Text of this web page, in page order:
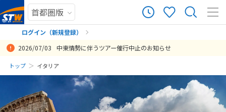
ログイン（新規登録）
まだ登録がありません
2026/07/03 中東情勢に伴うツアー催行中止のお知らせ
トップ イタリア
× カレンダーを閉じる
日 月 火 水 木 金 土
2026年8月 8月未定
ア、ローマでの乗り継ぎが非常にわかりにくかったのでこの辺の案内
を事前にしていただければよかった。また、乗継便のディレイで1時間
半以上遅れ、リナーテ空港についた時、送迎に人が待ち合わせに場所
機応変に対応していただけたため、大きな混乱なく旅行の準備を進め
ることができました。 また、オプショナルツアーやホテル変更につい
て複数回見積もりを依頼しましたが、その都度スムーズに対応してい
だきありがとうございました。エミレーツから中国東方航空への変更
がありましたが、追加料金などもなかったので有難かったです。聞き
慣れない航空会社でしたが定刻発着の上ロスバゲなどもなく何も問題
頂いて助かりました。 おかげさまで、その他の観光スポットの予約、
食事の予約に注力でき良かったです。イタリアは初めての国だったの
で、全てを自分で手配するには不安がありました。 その他もお願いす
担当の岡さんには前回バルセロナと同様丁寧に対応していただき助か
りました
になりました。 ありがとうございました。
投稿日：2026-02-13 07:36:48.786
フィレンツェ、ベネチア)を初めて訪れることができ、満足していま
す。3都市とも、ホテル(4つ星)が主要駅に近く非常にアクセスがよか
ったため、時間的・体力的に余裕をもった観光をすることができまし
をご手配頂きました柴田様には感謝しかございません。 また宿泊先へ
のご配慮も頂き、お陰様で安心して旅をする事ができました。本当に
有難うございました。
く組んで頂き感謝です。
投稿日：2026-01-18 03:19:13.777